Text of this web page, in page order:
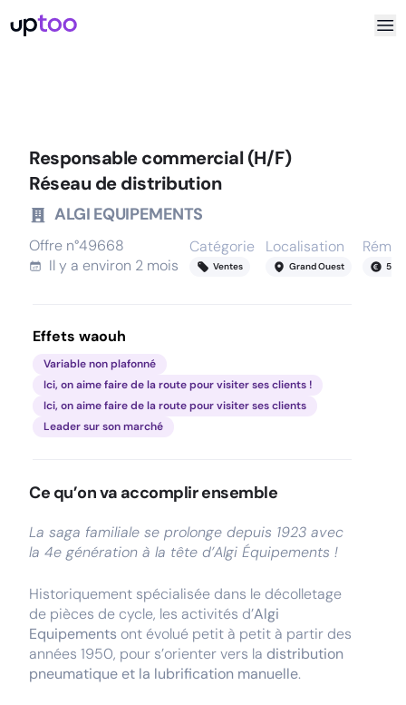
Responsable commercial (H/F)
Réseau de distribution
ALGI EQUIPEMENTS
Offre n°49668
Il y a environ 2 mois
Catégorie
Ventes
Localisation
Grand Ouest 54
Effets waouh
Variable non plafonné
Ici, on aime faire de la route pour visiter ses clients !
Ici, on aime faire de la route pour visiter ses clients
Leader sur son marché
Ce qu’on va accomplir ensemble
La saga familiale se prolonge depuis 1923 avec
la 4e génération à la tête d’Algi Équipements !
Historiquement spécialisée dans le décolletage
de pièces de cycle, les activités d’Algi
Equipements ont évolué petit à petit à partir des
années 1950, pour s’orienter vers la distribution
pneumatique et la lubrification manuelle.